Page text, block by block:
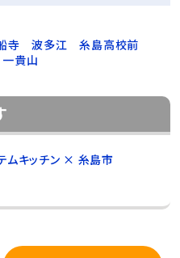
寺 波多江
糸島高校前
一貴山
ムキッチン × 糸島市